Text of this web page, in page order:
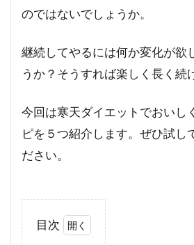
のではないでしょうか。
継続してやるには何か変化が欲
うか？そうすれば楽しく長く続
今回は寒天ダイエットでおいし
ピを５つ紹介します。ぜひ試し
ださい。
目次